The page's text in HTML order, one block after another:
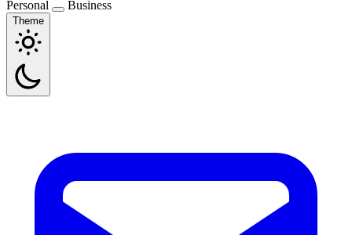
Personal
Business
Theme